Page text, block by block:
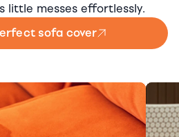
little messes effortlessly.
sofa cover